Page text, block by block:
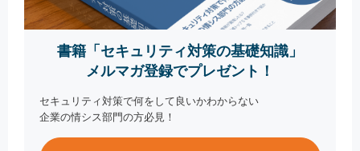
書籍「セキュリティ対策の基礎知識」
メルマガ登録でプレゼント！
セキュリティ対策で何をして良いかわからない
企業の情シス部門の方必見！